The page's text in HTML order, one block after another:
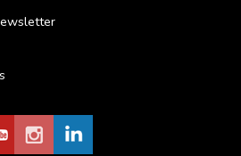
de la
qui correspond au prix des billets
à l'accompagnement de nos
acheminements organisés
au départ de Lille ?
ses églises, sa Citadelle, et bien
Adaptés Lille